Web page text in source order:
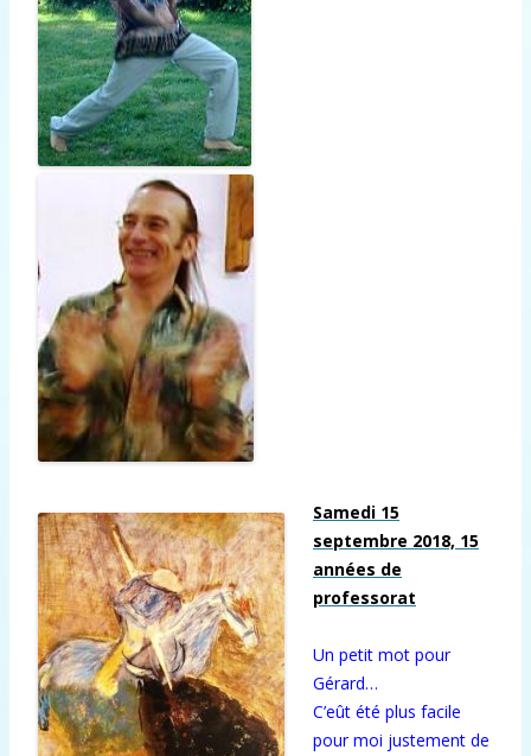
Samedi 15
septembre 2018, 15
années de
professorat
Un petit mot pour
Gérard…
C’eût été plus facile
pour moi justement de